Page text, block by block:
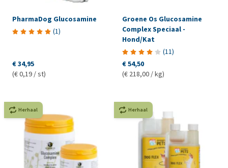
PharmaDog Glucosamine
(1)
€ 34,95
(€ 0,19 / st)
Groene Os Glucosamine
Complex Speciaal -
Hond/Kat
(11)
€ 54,50
(€ 218,00 / kg)
Herhaal Herhaal